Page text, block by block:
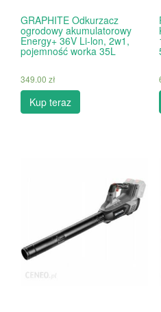
GRAPHITE Odkurzacz
ogrodowy akumulatorowy
Energy+ 36V Li-lon, 2w1,
pojemność worka 35L
349.00 zł
Kup teraz